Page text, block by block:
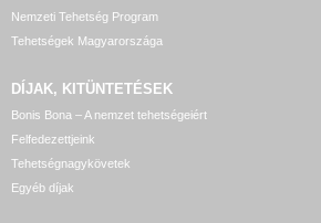
Nemzeti Tehetség Program
Tehetségek Magyarországa
DÍJAK, KITÜNTETÉSEK
Bonis Bona – A nemzet tehetségeiért
Felfedezettjeink
Tehetségnagykövetek
Egyéb díjak